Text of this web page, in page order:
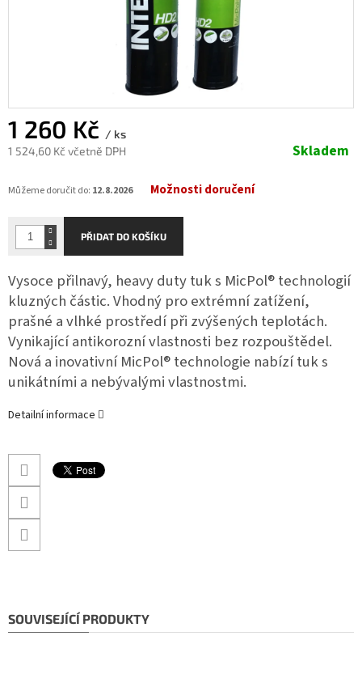
1 260 Kč / ks
1 524,60 Kč včetně DPH
cena:
Skladem
Můžeme doručit do: 12.8.2026 Možnosti doručení
PŘIDAT DO KOŠÍKU
Vysoce přilnavý, heavy duty tuk s MicPol® technologií
kluzných částic. Vhodný pro extrémní zatížení,
prašné a vlhké prostředí při zvýšených teplotách.
Vynikající antikorozní vlastnosti bez rozpouštědel.
Nová a inovativní MicPol® technologie nabízí tuk s
unikátními a nebývalými vlastnostmi.
Detailní informace
SOUVISEJÍCÍ PRODUKTY